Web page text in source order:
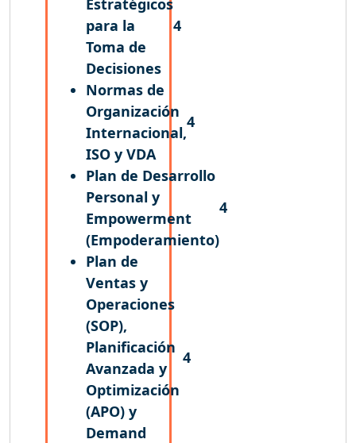
para la
Toma de
Decisiones
4
Normas de
Organización
Internacional,
ISO y VDA
4
Plan de Desarrollo
Personal y
Empowerment
(Empoderamiento)
4
Plan de
Ventas y
Operaciones
(SOP),
Planificación
Avanzada y
Optimización
(APO) y
Demand
4